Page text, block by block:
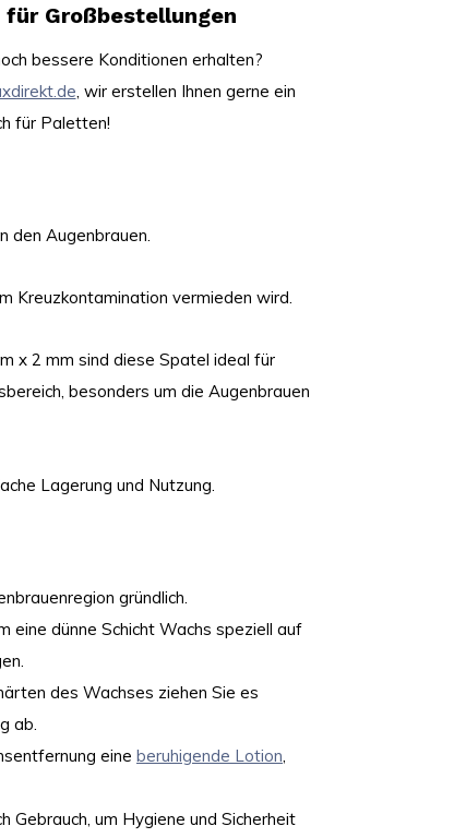
Großbestellungen
bessere Konditionen erhalten?
, wir erstellen Ihnen gerne ein
für Paletten!
den Augenbrauen.
Kreuzkontamination vermieden wird.
x 2 mm sind diese Spatel ideal für
besonders um die Augenbrauen
Lagerung und Nutzung.
gründlich.
eine dünne Schicht Wachs speziell auf
des Wachses ziehen Sie es
ab.
eine beruhigende Lotion
Gebrauch, um Hygiene und Sicherheit